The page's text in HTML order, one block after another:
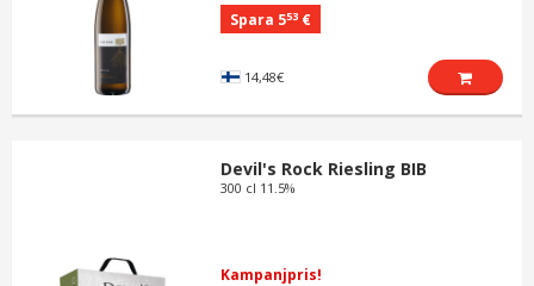
Spara 553 €
14,48€
Devil's Rock Riesling BIB
300 cl 11.5%
Kampanjpris!